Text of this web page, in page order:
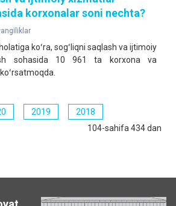
korxonalar soni nechta?
koʻra, sogʻliqni saqlash va ijtimoiy
sohasida 10 961 ta korxona va
104-sahifa 434 dan
2019 2018